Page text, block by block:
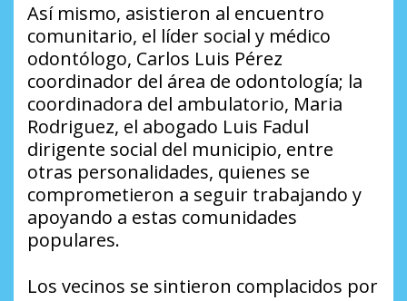
Así mismo, asistieron al encuentro
comunitario, el líder social y médico
odontólogo, Carlos Luis Pérez
coordinador del área de odontología; la
coordinadora del ambulatorio, Maria
Rodriguez, el abogado Luis Fadul
dirigente social del municipio, entre
otras personalidades, quienes se
comprometieron a seguir trabajando y
apoyando a estas comunidades
populares.
Los vecinos se sintieron complacidos por